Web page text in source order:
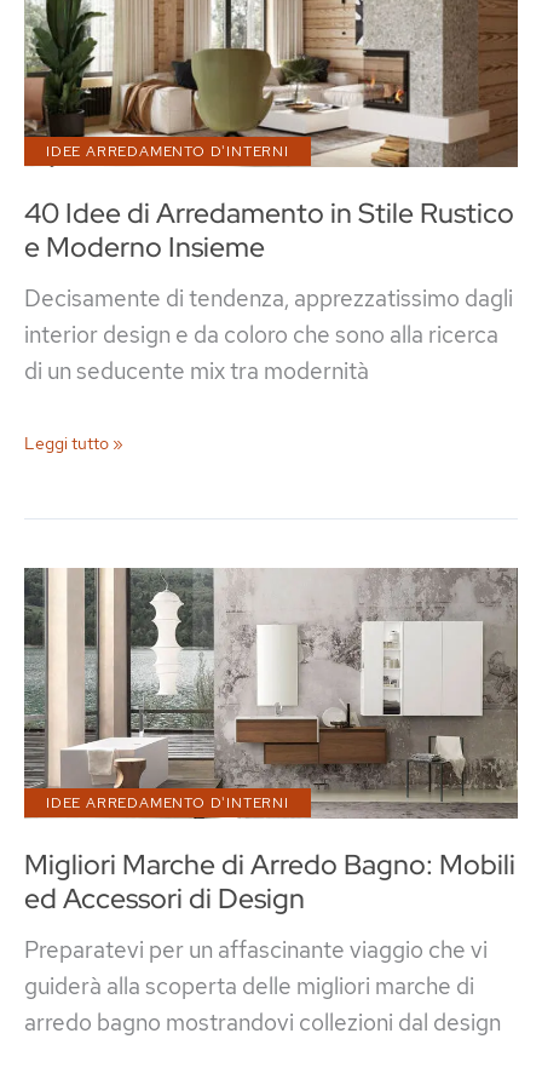
40 Idee di Arredamento in Stile Rustico
e Moderno Insieme
IDEE ARREDAMENTO D'INTERNI
Decisamente di tendenza, apprezzatissimo dagli
interior design e da coloro che sono alla ricerca
di un seducente mix tra modernità
40
di
in
Stile
Rustico
e
Moderno
Insieme
Leggi tutto »
Migliori Marche di Arredo Bagno: Mobili
ed Accessori di Design
IDEE ARREDAMENTO D'INTERNI
Preparatevi per un affascinante viaggio che vi
guiderà alla scoperta delle migliori marche di
arredo bagno mostrandovi collezioni dal design